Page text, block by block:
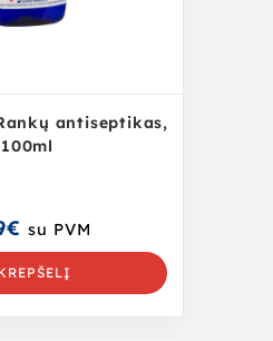
antiseptikas,
100ml
€ su PVM